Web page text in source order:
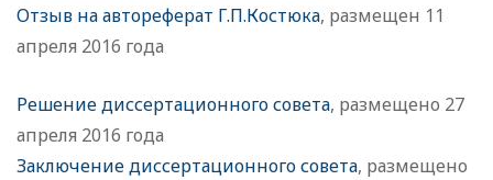
Отзыв на автореферат Г.П.Костюка, размещен 11
апреля 2016 года
Решение диссертационного совета, размещено 27
апреля 2016 года
Заключение диссертационного совета, размещено